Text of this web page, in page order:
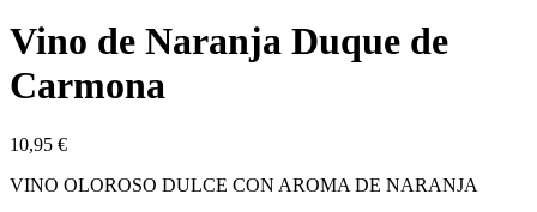
Vino de Naranja Duque de
Carmona
10,95 €
VINO OLOROSO DULCE CON AROMA DE NARANJA